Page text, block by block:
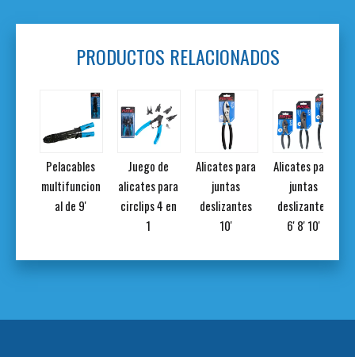
PRODUCTOS RELACIONADOS
Pelacables
multifuncion
al de 9'
Juego de
alicates para
circlips 4 en
1
Alicates para
juntas
deslizantes
10'
Alicates para
juntas
deslizantes
6' 8' 10'